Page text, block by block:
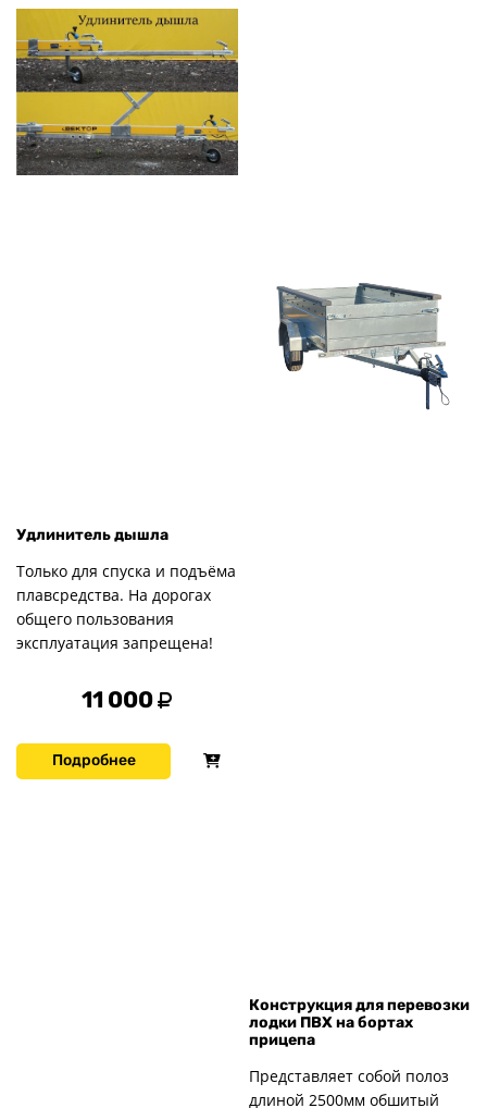
Удлинитель дышла
Только для спуска и подъёма
плавсредства. На дорогах
общего пользования
эксплуатация запрещена!
11 000
Подробнее
Конструкция для перевозки
лодки ПВХ на бортах
прицепа
Представляет собой полоз
длиной 2500мм обшитый